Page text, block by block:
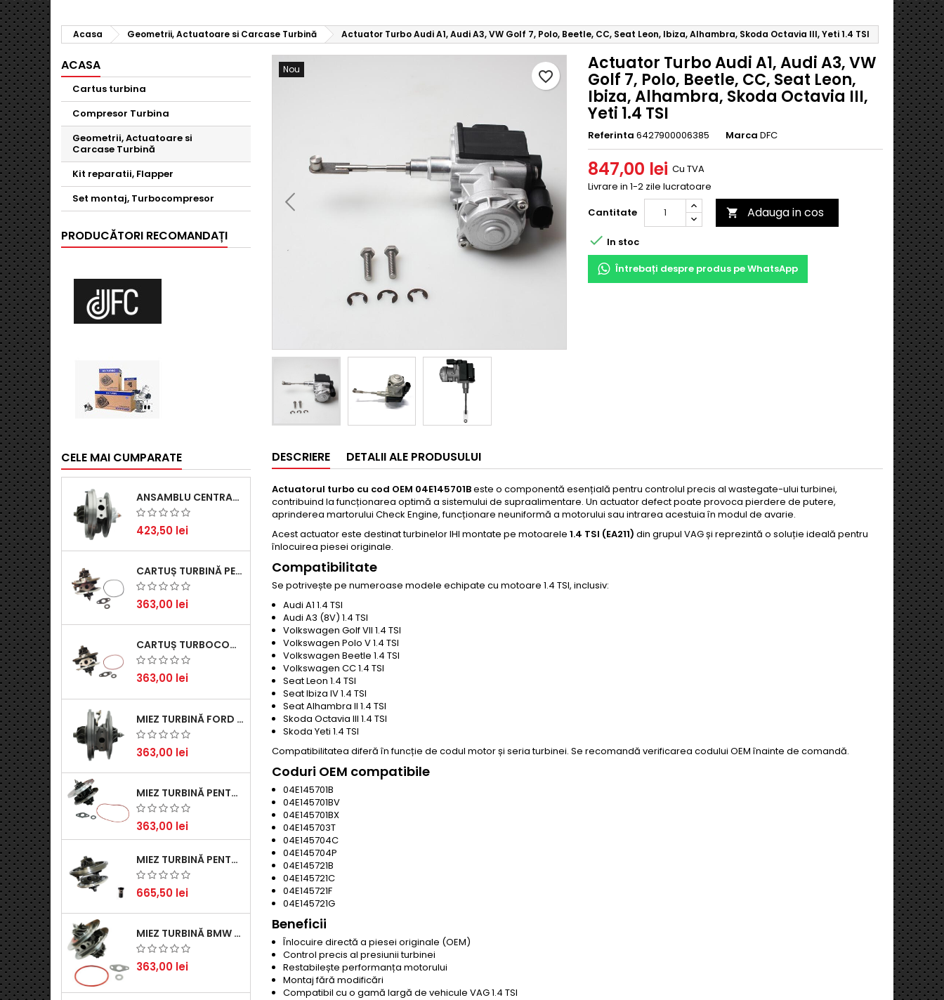
Acasa Geometrii, Actuatoare si Carcase Turbină Actuator Turbo Audi A1, Audi A3, VW Golf 7, Polo, Beetle, CC, Seat Leon, Ibiza, Alhambra, Skoda Octavia III, Yeti 1.4 TSI
ACASA
Cartus turbina
Compresor Turbina
Geometrii, Actuatoare si
Carcase Turbină
Kit reparatii, Flapper
Set montaj, Turbocompresor
PRODUCĂTORI RECOMANDAȚI
CELE MAI CUMPARATE
ANSAMBLU CENTRAL TURBINĂ PENTRU BMW SERIA 3, SERIA 5 ȘI X3 - PERFORMANȚĂ ȘI FIABILITATE
423,50 lei
CARTUȘ TURBINĂ PENTRU AUDI A4, A6, SKODA SUPERB ȘI VW PASSAT, MOTOR DIESEL 1.9 TDI
363,00 lei
CARTUȘ TURBOCOMPRESOR PENTRU VW, AUDI, SEAT, SKODA - MOTOR DIESEL 2.0 TDI
363,00 lei
MIEZ TURBINĂ FORD TRANSIT 2.2 TDCI (2007-2016)
363,00 lei
MIEZ TURBINĂ PENTRU CITROËN, FORD, MAZDA, MINI, PEUGEOT ȘI VOLVO - MOTORIZĂRI 1.6 HDI ȘI 1.6 D
363,00 lei
MIEZ TURBINĂ PENTRU AUDI, SEAT, SKODA ȘI VOLKSWAGEN - MOTORIZĂRI 2.0 TDI 103KW 140CP
665,50 lei
MIEZ TURBINĂ BMW SERIA 1 (E81, E87) 120 D - CREȘTEȚI PERFORMANȚA ȘI RĂSPUNSUL MOTORULUI
363,00 lei
Nou Actuator Turbo Audi A1, Audi A3, VW
Golf 7, Polo, Beetle, CC, Seat Leon,
Ibiza, Alhambra, Skoda Octavia III,
Yeti 1.4 TSI
Referinta 6427900006385 Marca DFC
847,00 lei Cu TVA
Livrare in 1-2 zile lucratoare
Cantitate
 Adauga in cos
favorite_border
 In stoc
Întrebați despre produs pe WhatsApp
DESCRIERE DETALII ALE PRODUSULUI
Actuatorul turbo cu cod OEM 04E145701Beste o componentă esențială pentru controlul precis al wastegate-ului turbinei,
contribuind la funcționarea optimă a sistemului de supraalimentare. Un actuator defect poate provoca pierdere de putere,
aprinderea martorului Check Engine, funcționare neuniformă a motorului sau intrarea acestuia în modul de avarie.
Acest actuator este destinat turbinelor IHI montate pe motoarele 1.4 TSI (EA211) din grupul VAG și reprezintă o soluție ideală pentru
înlocuirea piesei originale.
Compatibilitate
Se potrivește pe numeroase modele echipate cu motoare 1.4 TSI, inclusiv:
Audi A1 1.4 TSI
Audi A3 (8V) 1.4 TSI
Volkswagen Golf VII 1.4 TSI
Volkswagen Polo V 1.4 TSI
Volkswagen Beetle 1.4 TSI
Volkswagen CC 1.4 TSI
Seat Leon 1.4 TSI
Seat Ibiza IV 1.4 TSI
Seat Alhambra II 1.4 TSI
Skoda Octavia III 1.4 TSI
Skoda Yeti 1.4 TSI
Compatibilitatea diferă în funcție de codul motor și seria turbinei. Se recomandă verificarea codului OEM înainte de comandă.
Coduri OEM compatibile
04E145701B
04E145701BV
04E145701BX
04E145703T
04E145704C
04E145704P
04E145721B
04E145721C
04E145721F
04E145721G
Beneficii
Înlocuire directă a piesei originale (OEM)
Control precis al presiunii turbinei
Restabilește performanța motorului
Montaj fără modificări
Compatibil cu o gamă largă de vehicule VAG 1.4 TSI